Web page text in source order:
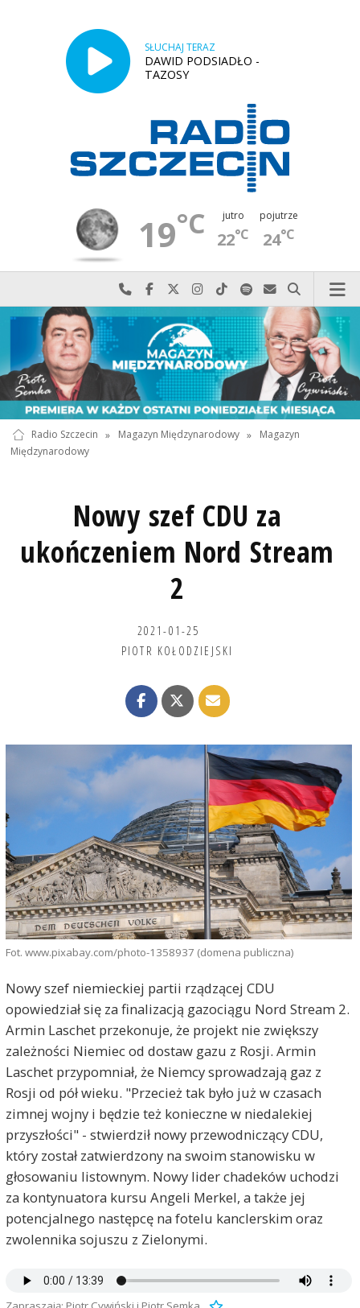
SŁUCHAJ TERAZ
DAWID PODSIADŁO -
TAZOSY
19°C jutro
22°C
pojutrze
24°C
Najlepiej po prostu do nas zadzwoń
Odwiedź nas na Facebook-u
Odwiedź nas na X
Odwiedź nas na Instagram-ie
Odwiedź nas na TikTok-u
Szukaj nas na Spotify
Wyślij do nas
Szukaj
Radio Szczecin » Magazyn Międzynarodowy »
Magazyn
Międzynarodowy
Nowy szef CDU za
ukończeniem Nord Stream
2
2021-01-25
PIOTR KOŁODZIEJSKI
Fot. www.pixabay.com/photo-1358937 (domena publiczna)
Nowy szef niemieckiej partii rządzącej CDU
opowiedział się za finalizacją gazociągu Nord Stream 2.
Armin Laschet przekonuje, że projekt nie zwiększy
zależności Niemiec od dostaw gazu z Rosji. Armin
Laschet przypomniał, że Niemcy sprowadzają gaz z
Rosji od pół wieku. "Przecież tak było już w czasach
zimnej wojny i będzie też konieczne w niedalekiej
przyszłości" - stwierdził nowy przewodniczący CDU,
który został zatwierdzony na swoim stanowisku w
głosowaniu listownym. Nowy lider chadeków uchodzi
za kontynuatora kursu Angeli Merkel, a także jej
potencjalnego następcę na fotelu kanclerskim oraz
zwolennika sojuszu z Zielonymi.